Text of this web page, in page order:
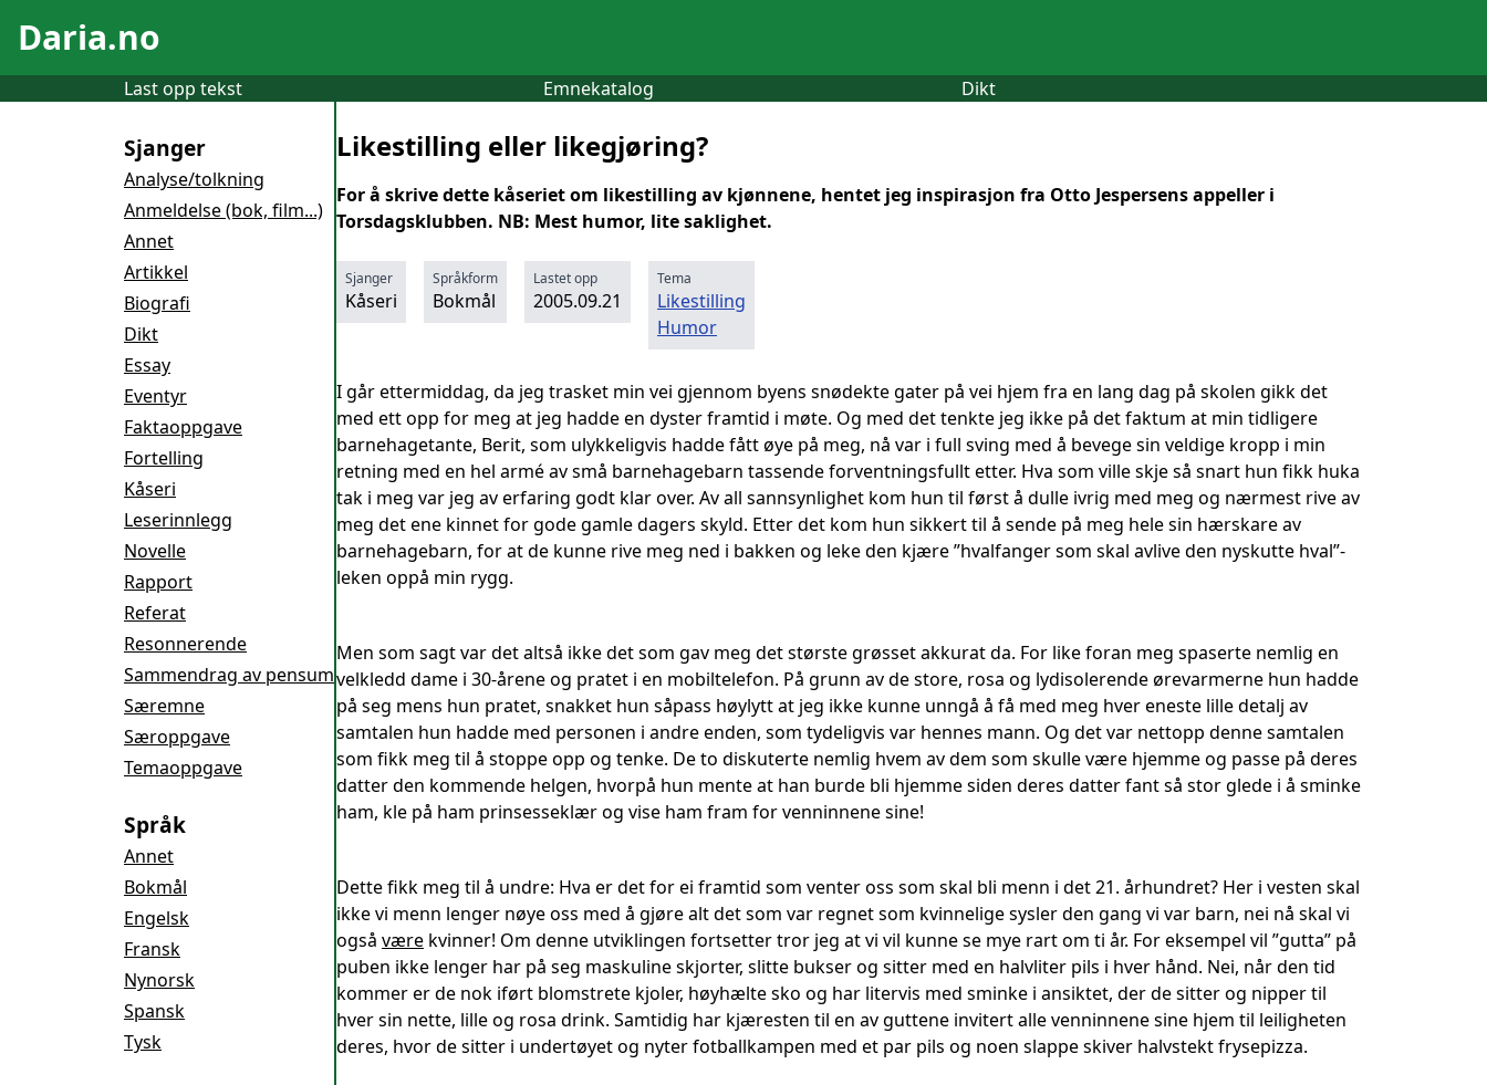
Daria.no
Last opp tekst Emnekatalog Dikt
Sjanger
Analyse/tolkning
Anmeldelse (bok, film...)
Annet
Artikkel
Biografi
Dikt
Essay
Eventyr
Faktaoppgave
Fortelling
Kåseri
Leserinnlegg
Novelle
Rapport
Referat
Resonnerende
Sammendrag av pensum
Særemne
Særoppgave
Temaoppgave
Språk
Annet
Bokmål
Engelsk
Fransk
Nynorsk
Spansk
Tysk
Likestilling eller likegjøring?
For å skrive dette kåseriet om likestilling av kjønnene, hentet jeg inspirasjon fra Otto Jespersens appeller i
Torsdagsklubben. NB: Mest humor, lite saklighet.
Sjanger
Kåseri
Språkform
Bokmål
Lastet opp
2005.09.21
Tema
Likestilling
Humor
I går ettermiddag, da jeg trasket min vei gjennom byens snødekte gater på vei hjem fra en lang dag på skolen gikk det
med ett opp for meg at jeg hadde en dyster framtid i møte. Og med det tenkte jeg ikke på det faktum at min tidligere
barnehagetante, Berit, som ulykkeligvis hadde fått øye på meg, nå var i full sving med å bevege sin veldige kropp i min
retning med en hel armé av små barnehagebarn tassende forventningsfullt etter. Hva som ville skje så snart hun fikk huka
tak i meg var jeg av erfaring godt klar over. Av all sannsynlighet kom hun til først å dulle ivrig med meg og nærmest rive av
meg det ene kinnet for gode gamle dagers skyld. Etter det kom hun sikkert til å sende på meg hele sin hærskare av
barnehagebarn, for at de kunne rive meg ned i bakken og leke den kjære ”hvalfanger som skal avlive den nyskutte hval”-
leken oppå min rygg.
Men som sagt var det altså ikke det som gav meg det største grøsset akkurat da. For like foran meg spaserte nemlig en
velkledd dame i 30-årene og pratet i en mobiltelefon. På grunn av de store, rosa og lydisolerende ørevarmerne hun hadde
på seg mens hun pratet, snakket hun såpass høylytt at jeg ikke kunne unngå å få med meg hver eneste lille detalj av
samtalen hun hadde med personen i andre enden, som tydeligvis var hennes mann. Og det var nettopp denne samtalen
som fikk meg til å stoppe opp og tenke. De to diskuterte nemlig hvem av dem som skulle være hjemme og passe på deres
datter den kommende helgen, hvorpå hun mente at han burde bli hjemme siden deres datter fant så stor glede i å sminke
ham, kle på ham prinsesseklær og vise ham fram for venninnene sine!
Dette fikk meg til å undre: Hva er det for ei framtid som venter oss som skal bli menn i det 21. århundret? Her i vesten skal
ikke vi menn lenger nøye oss med å gjøre alt det som var regnet som kvinnelige sysler den gang vi var barn, nei nå skal vi
også være kvinner! Om denne utviklingen fortsetter tror jeg at vi vil kunne se mye rart om ti år. For eksempel vil ”gutta” på
puben ikke lenger har på seg maskuline skjorter, slitte bukser og sitter med en halvliter pils i hver hånd. Nei, når den tid
kommer er de nok iført blomstrete kjoler, høyhælte sko og har litervis med sminke i ansiktet, der de sitter og nipper til
hver sin nette, lille og rosa drink. Samtidig har kjæresten til en av guttene invitert alle venninnene sine hjem til leiligheten
deres, hvor de sitter i undertøyet og nyter fotballkampen med et par pils og noen slappe skiver halvstekt frysepizza.